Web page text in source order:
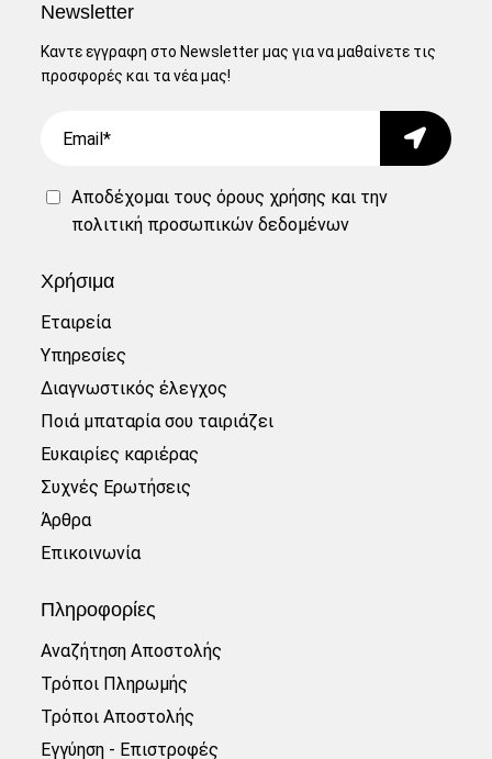
Newsletter
Καντε εγγραφη στο Newsletter μας για να μαθαίνετε τις
προσφορές και τα νέα μας!
Submit
Αποδέχομαι τουςόρους χρήσης και την
πολιτική προσωπικών δεδομένων
Χρήσιμα
Εταιρεία
Υπηρεσίες
Διαγνωστικός έλεγχος
Ποιά μπαταρία σου ταιριάζει
Ευκαιρίες καριέρας
Συχνές Ερωτήσεις
Άρθρα
Επικοινωνία
Πληροφορίες
Αναζήτηση Αποστολής
Τρόποι Πληρωμής
Τρόποι Αποστολής
Εγγύηση - Επιστροφές